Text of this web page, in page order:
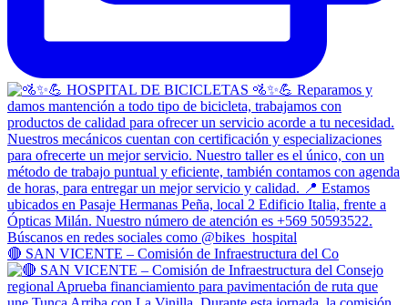
🔴 SAN VICENTE – Comisión de Infraestructura del Co